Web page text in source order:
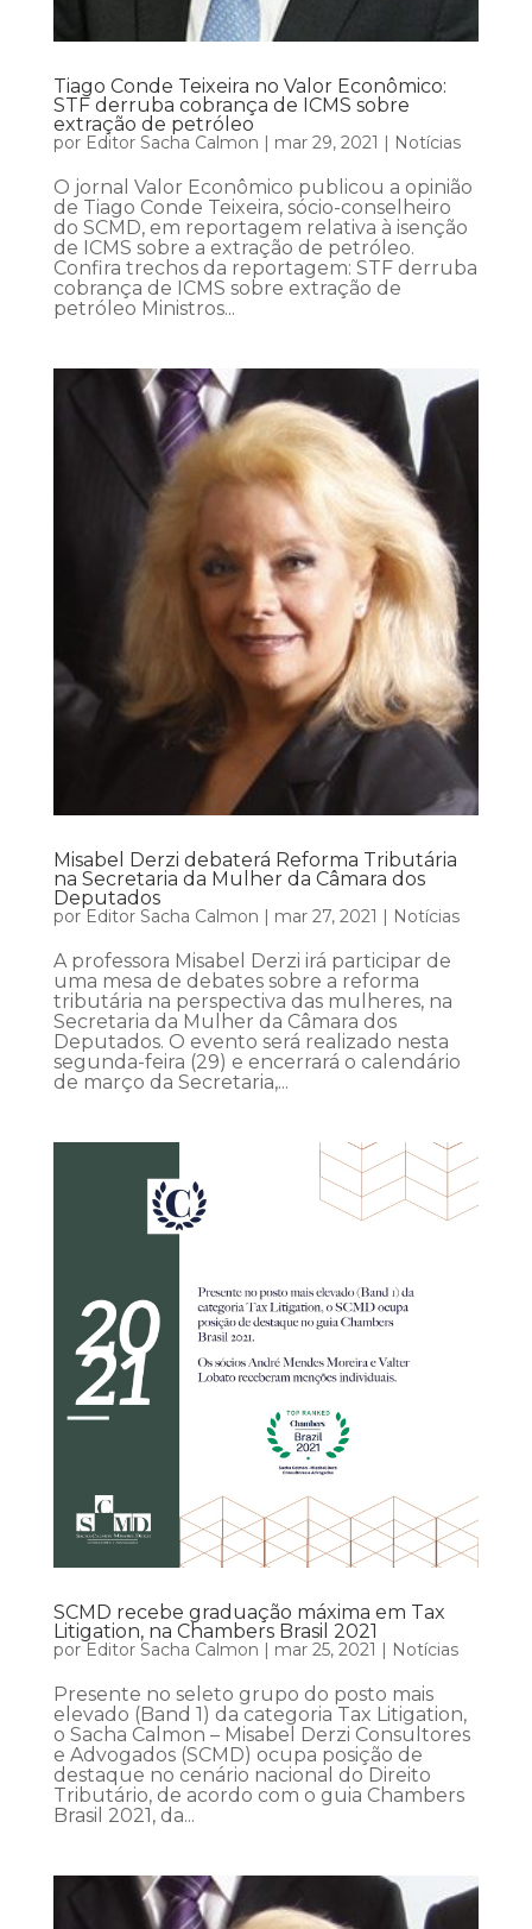
Tiago Conde Teixeira no Valor Econômico:
STF derruba cobrança de ICMS sobre
extração de petróleo
por Editor Sacha Calmon mar 29, 2021 Notícias
O jornal Valor Econômico publicou a opinião
de Tiago Conde Teixeira, sócio-conselheiro
do SCMD, em reportagem relativa à isenção
de ICMS sobre a extração de petróleo.
Confira trechos da reportagem: STF derruba
cobrança de ICMS sobre extração de
petróleo Ministros...
Misabel Derzi debaterá Reforma Tributária
na Secretaria da Mulher da Câmara dos
Deputados
por Editor Sacha Calmon | mar 27, 2021 | Notícias
A professora Misabel Derzi irá participar de
uma mesa de debates sobre a reforma
tributária na perspectiva das mulheres, na
Secretaria da Mulher da Câmara dos
Deputados. O evento será realizado nesta
segunda-feira (29) e encerrará o calendário
de março da Secretaria,...
SCMD recebe graduação máxima em Tax
Litigation, na Chambers Brasil 2021
por Editor Sacha Calmon mar 25, 2021 Notícias
Presente no seleto grupo do posto mais
elevado (Band 1) da categoria Tax Litigation,
o Sacha Calmon – Misabel Derzi Consultores
e Advogados (SCMD) ocupa posição de
destaque no cenário nacional do Direito
Tributário, de acordo com o guia Chambers
Brasil 2021, da...